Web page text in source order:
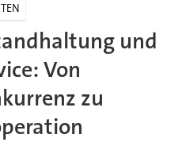
und
Von
zu